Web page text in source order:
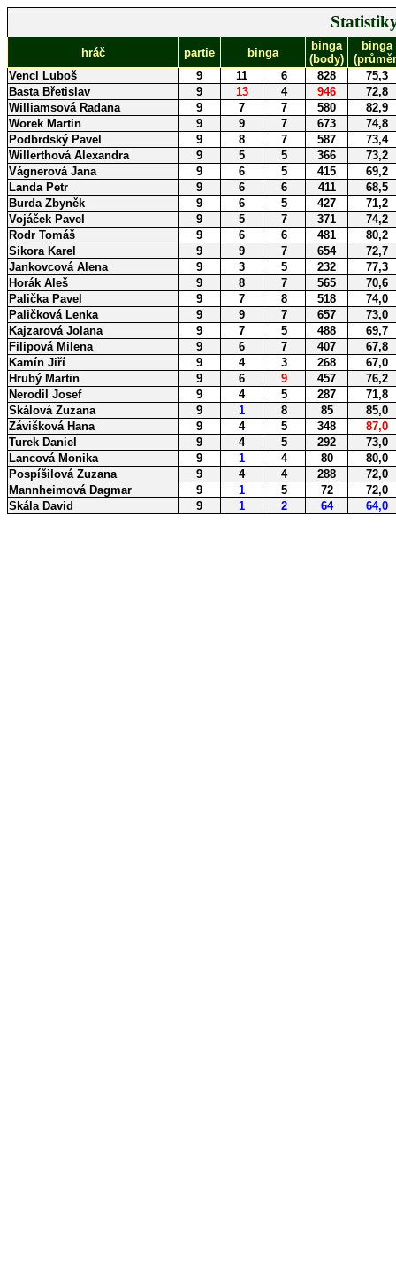
hráč partie binga
binga
(body)
binga
Vencl Luboš
9 11 6 828
75,3
Basta Břetislav
9 13 4 946
72,8
Williamsová Radana
9 7 7 580
82,9
Worek Martin
9 9 7 673
74,8
Podbrdský Pavel
9 8 7 587
73,4
Willerthová Alexandra
9 5 5 366
73,2
Vágnerová Jana
9 6 5 415
69,2
Landa Petr
9 6 6 411
68,5
Burda Zbyněk
9 6 5 427
71,2
Vojáček Pavel
9 5 7 371
74,2
Rodr Tomáš
9 6 6 481
80,2
Sikora Karel
9 9 7 654
72,7
Jankovcová Alena
9 3 5 232
77,3
Horák Aleš
9 8 7 565
70,6
Palička Pavel
9 7 8 518
74,0
Paličková Lenka
9 9 7 657
73,0
Kajzarová Jolana
9 7 5 488
69,7
Filipová Milena
9 6 7 407
67,8
Kamín Jiří
9 4 3 268
67,0
Hrubý Martin
9 6 9 457
76,2
Nerodil Josef
9 4 5 287
71,8
Skálová Zuzana
9 1 8 85
85,0
Závišková Hana
9 4 5 348
87,0
Turek Daniel
9 4 5 292
73,0
Lancová Monika
9 1 4 80
80,0
Pospíšilová Zuzana
9 4 4 288
72,0
Mannheimová Dagmar
9 1 5 72
72,0
Skála David
9 1 2 64 64,0